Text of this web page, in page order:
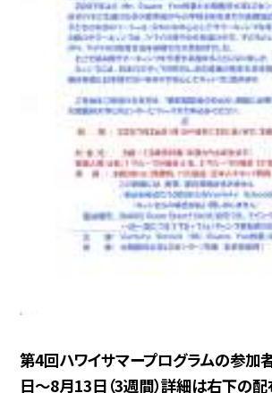
第4回ハワイサマープログラムの参加
日〜8月13日（3週間）詳細は右下の